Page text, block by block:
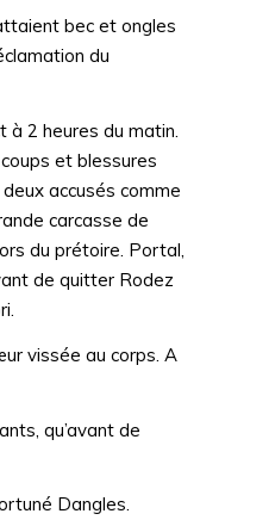
bec et ongles
du
à 2 heures du matin.
et blessures
accusés comme
carcasse de
du prétoire. Portal,
de quitter Rodez
vissée au corps. A
qu’avant de
Dangles.